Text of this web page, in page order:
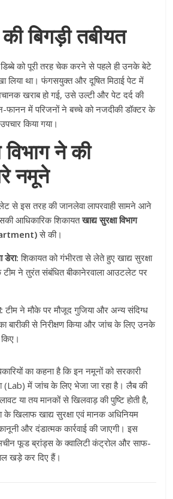
बिगड़ी तबीयत
डिब्बे को पूरी तरह चेक करने से पहले ही उनके बेटे
लिया था। फंगसयुक्त और दूषित मिठाई पेट में
खराब हो गई, उसे उल्टी और पेट दर्द की
फानन में परिजनों ने बच्चे को नजदीकी डॉक्टर के
किया गया।
विभाग ने की
नमूने
से इस तरह की जानलेवा लापरवाही सामने आने
आधिकारिक शिकायतखाद्य सुरक्षा विभाग
से की।
डेरा:शिकायत को गंभीरता से लेते हुए खाद्य सुरक्षा
टीम ने तुरंत संबंधित बीकानेरवाला आउटलेट पर
टीम ने मौके पर मौजूद गुजिया और अन्य संदिग्ध
बारीकी से निरीक्षण किया और जांच के लिए उनके
का कहना है कि इन नमूनों को सरकारी
(Lab) में जांच के लिए भेजा जा रहा है। लैब की
या तय मानकों से खिलवाड़ की पुष्टि होती है,
के खिलाफ खाद्य सुरक्षा एवं मानक अधिनियम
और दंडात्मक कार्रवाई की जाएगी। इस
फूड ब्रांड्स के क्वालिटी कंट्रोल और साफ-
खड़े कर दिए हैं।